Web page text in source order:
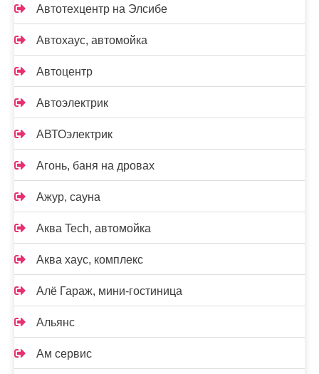
Автотехцентр на Элсибе
Автохаус, автомойка
Автоцентр
Автоэлектрик
АВТОэлектрик
Агонь, баня на дровах
Ажур, сауна
Аква Tech, автомойка
Аква хаус, комплекс
Алё Гараж, мини-гостиница
Альянс
Ам сервис